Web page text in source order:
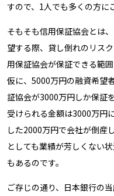
すので、1人でも多くの方に
そもそも信用保証協会とは
望する際、貸し倒れのリス
用保証協会が保証できる範
仮に、5000万円の融資希望
証協会が3000万円しか保証
受けられる金額は3000万円
した2000万円で会社が倒産
としても業績が芳しくない
もあるのです。
ご存じの通り、日本銀行の